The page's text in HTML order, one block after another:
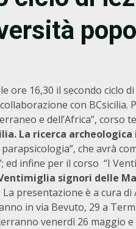
ore 16,30 il secondo ciclo
con BCsicilia.
e dell’Africa”, corso
La ricerca
che avrà
ed infine per il corso “I
signori delle
La presentazione è a cura di
in via Bevuto, 29 a
venerdì 26 maggio